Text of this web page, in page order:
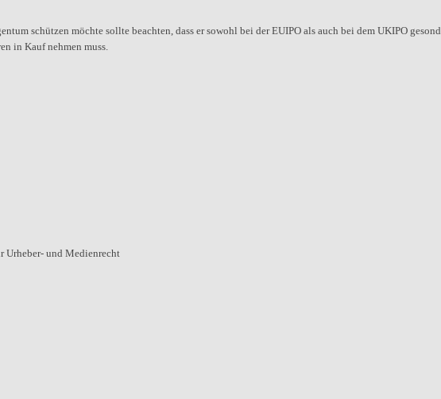
schützen möchte sollte beachten, dass er sowohl bei der EUIPO als auch bei dem UKIPO
in Kauf nehmen muss.
Urheber- und Medienrecht